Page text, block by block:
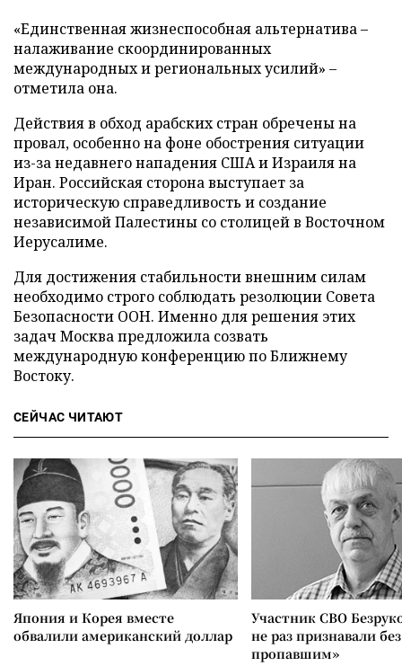
«Единственная жизнеспособная альтернатива –
налаживание скоординированных
международных и региональных усилий» –
отметила она.
Действия в обход арабских стран обречены на
провал, особенно на фоне обострения ситуации
из-за недавнего нападения США и Израиля на
Иран. Российская сторона выступает за
историческую справедливость и создание
независимой Палестины со столицей в Восточном
Иерусалиме.
Для достижения стабильности внешним силам
необходимо строго соблюдать резолюции Совета
Безопасности ООН. Именно для решения этих
задач Москва предложила созвать
международную конференцию по Ближнему
Востоку.
СЕЙЧАС ЧИТАЮТ
Япония и Корея вместе
обвалили американский доллар
Участник СВО
не раз признавали
пропавшим»